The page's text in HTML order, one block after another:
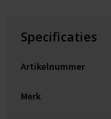
Specificaties
Artikelnummer
Merk